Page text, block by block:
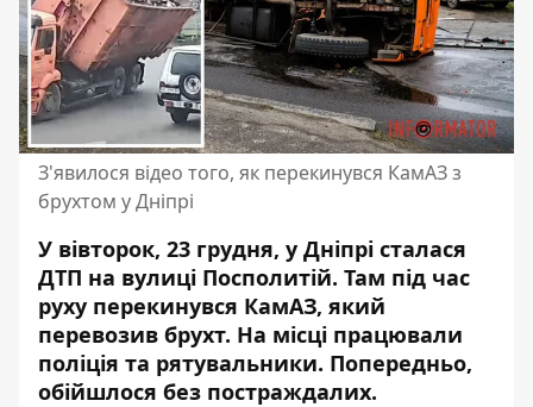
З'явилося відео того, як перекинувся КамАЗ з
брухтом у Дніпрі
У вівторок, 23 грудня, у Дніпрі сталася
ДТП на вулиці Посполитій. Там під час
руху перекинувся КамАЗ, який
перевозив брухт. На місці працювали
поліція та рятувальники. Попередньо,
обійшлося без постраждалих.